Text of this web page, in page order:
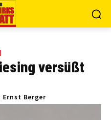
versüßt
Ernst Berger